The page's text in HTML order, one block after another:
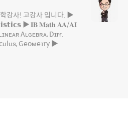
강사! 고강사 입니다. ▶
▶ 𝐈𝐁 𝐌𝐚𝐭𝐡 𝐀𝐀/𝐀𝐈
Aʟɢᴇʙʀᴀ, Dɪғғ.
Geoмeтry ▶